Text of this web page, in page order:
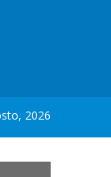
2026